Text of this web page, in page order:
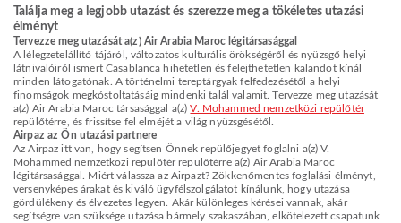
Találja meg a legjobb utazást és szerezze meg a tökéletes utazási
élményt
Tervezze meg utazását a(z) Air Arabia Maroc légitársasággal
A lélegzetelállító tájáról, változatos kulturális örökségéről és nyüzsgő helyi
látnivalóiról ismert Casablanca hihetetlen és felejthetetlen kalandot kínál
minden látogatónak. A történelmi tereptárgyak felfedezésétől a helyi
finomságok megkóstoltatásáig mindenki talál valamit. Tervezze meg utazását
a(z) Air Arabia Maroc társasággal a(z)V. Mohammed nemzetközi repülőtér
repülőtérre, és frissítse fel elméjét a világ nyüzsgésétől.
Airpaz az Ön utazási partnere
Az Airpaz itt van, hogy segítsen Önnek repülőjegyet foglalni a(z) V.
Mohammed nemzetközi repülőtér repülőtérre a(z) Air Arabia Maroc
légitársasággal. Miért válassza az Airpazt? Zökkenőmentes foglalási élményt,
versenyképes árakat és kiváló ügyfélszolgálatot kínálunk, hogy utazása
gördülékeny és élvezetes legyen. Akár különleges kérései vannak, akár
segítségre van szüksége utazása bármely szakaszában, elkötelezett csapatunk